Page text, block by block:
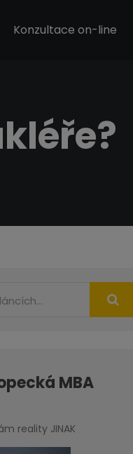
Konzultace on-line
MBA
reality JINAK